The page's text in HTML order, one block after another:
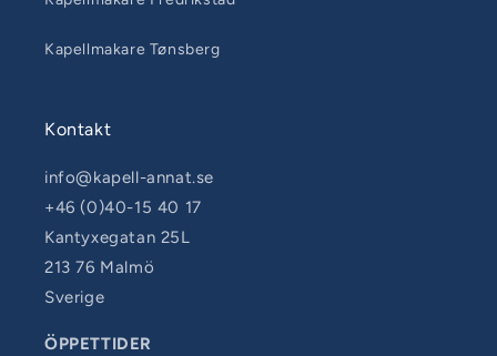
Kapellmakare Tønsberg
Kontakt
info@kapell-annat.se
+46 (0)40-15 40 17
Kantyxegatan 25L
213 76 Malmö
Sverige
ÖPPETTIDER